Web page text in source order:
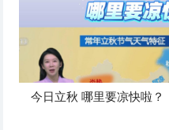
今日立秋 哪里要凉快啦？